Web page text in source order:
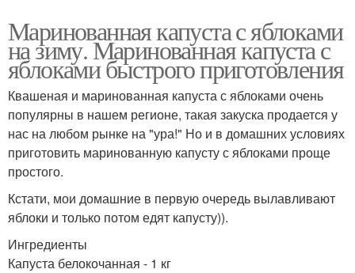
Маринованная капуста с яблоками
на зиму. Маринованная капуста с
яблоками быстрого приготовления
Квашеная и маринованная капуста с яблоками очень
популярны в нашем регионе, такая закуска продается у
нас на любом рынке на "ура!" Но и в домашних условиях
приготовить маринованную капусту с яблоками проще
простого.
Кстати, мои домашние в первую очередь вылавливают
яблоки и только потом едят капусту)).
Ингредиенты
Капуста белокочанная - 1 кг